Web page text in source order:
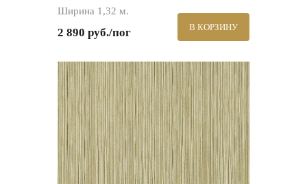
Ширина 1,32 м.
2 890 руб./пог В КОРЗИНУ